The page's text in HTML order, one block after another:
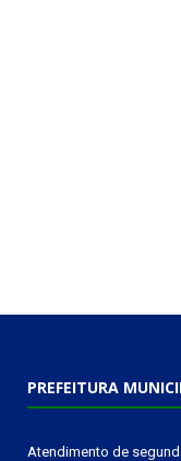
PREFEITURA
Atendimento de